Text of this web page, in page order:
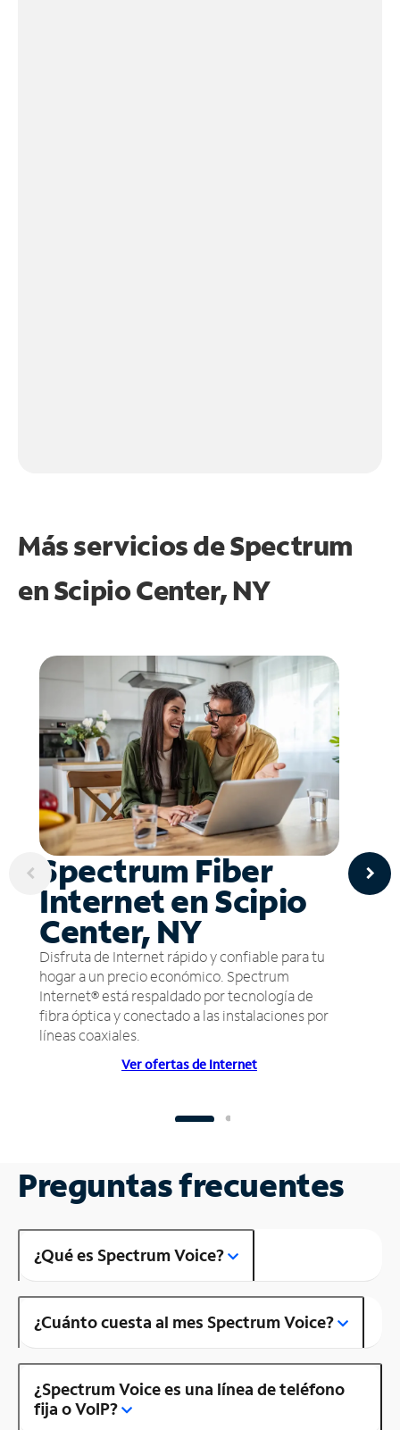
Más servicios de Spectrum
enScipio Center, NY
Spectrum Fiber
Internet en Scipio
Center, NY
Disfruta de Internet rápido y confiable para tu
hogar a un precio económico. Spectrum
Internet® está respaldado por tecnología de
fibra óptica y conectado a las instalaciones por
líneas coaxiales.
Ver ofertas de Internet
Preguntas frecuentes
¿Qué es Spectrum Voice?
¿Cuánto cuesta al mes Spectrum Voice?
¿Spectrum Voice es una línea de teléfono
fija o VoIP?